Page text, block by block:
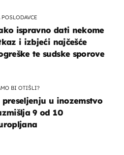
POSLODAVCE
ispravno dati nekome
i izbjeći najčešće
te sudske sporove
BI OTIŠLI?
preseljenju u inozemstvo
9 od 10